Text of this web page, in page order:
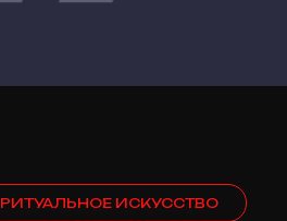
РИТУАЛЬНОЕ ИСКУССТВО